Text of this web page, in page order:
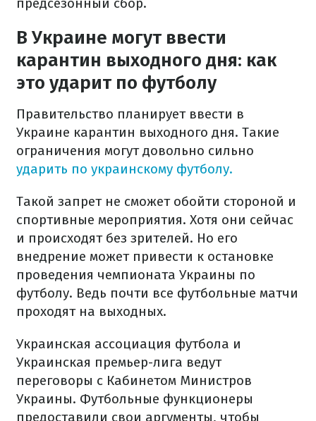
предсезонный сбор.
В Украине могут ввести
карантин выходного дня: как
это ударит по футболу
Правительство планирует ввести в
Украине карантин выходного дня. Такие
ограничения могут довольно сильно
ударить по украинскому футболу.
Такой запрет не сможет обойти стороной и
спортивные мероприятия. Хотя они сейчас
и происходят без зрителей. Но его
внедрение может привести к остановке
проведения чемпионата Украины по
футболу. Ведь почти все футбольные матчи
проходят на выходных.
Украинская ассоциация футбола и
Украинская премьер-лига ведут
переговоры с Кабинетом Министров
Украины. Футбольные функционеры
предоставили свои аргументы, чтобы